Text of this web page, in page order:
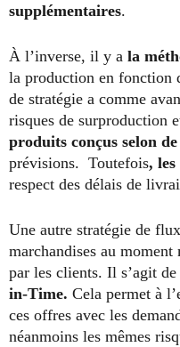
supplémentaires.
À l’inverse, il y a la
la production en fonction
de stratégie a comme
risques de surproduction
produits conçus selon
prévisions. Toutefois,
respect des délais de
Une autre stratégie de
marchandises au moment
par les clients. Il s’agit
in-Time. Cela permet à
ces offres avec les
néanmoins les mêmes